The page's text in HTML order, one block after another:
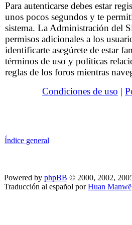
Para autenticarse debes estar
unos pocos segundos y te
sistema. La Administración del
permisos adicionales a los
identificarte asegúrete de estar
términos de uso y políticas
reglas de los foros mientras
Condiciones de uso |
Índice general
Powered by phpBB © 2000, 2002,
Traducción al español porHuan Manwë